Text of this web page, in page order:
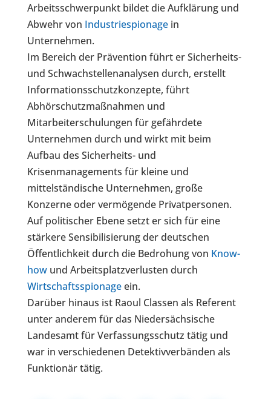
Arbeitsschwerpunkt bildet die Aufklärung und
Abwehr von Industriespionagein
Unternehmen.
Im Bereich der Prävention führt er Sicherheits-
und Schwachstellenanalysen durch, erstellt
Informationsschutzkonzepte, führt
Abhörschutzmaßnahmen und
Mitarbeiterschulungen für gefährdete
Unternehmen durch und wirkt mit beim
Aufbau des Sicherheits- und
Krisenmanagements für kleine und
mittelständische Unternehmen, große
Konzerne oder vermögende Privatpersonen.
Auf politischer Ebene setzt er sich für eine
stärkere Sensibilisierung der deutschen
Öffentlichkeit durch die Bedrohung von Know-
howund Arbeitsplatzverlusten durch
Wirtschaftsspionageein.
Darüber hinaus ist Raoul Classen als Referent
unter anderem für das Niedersächsische
Landesamt für Verfassungsschutz tätig und
war in verschiedenen Detektivverbänden als
Funktionär tätig.